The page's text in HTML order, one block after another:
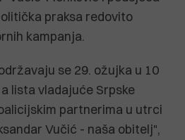
praksa redovito
kampanja.
se 29. ožujka u 10
lista vladajuće Srpske
partnerima u utrci
Vučić - naša obitelj",